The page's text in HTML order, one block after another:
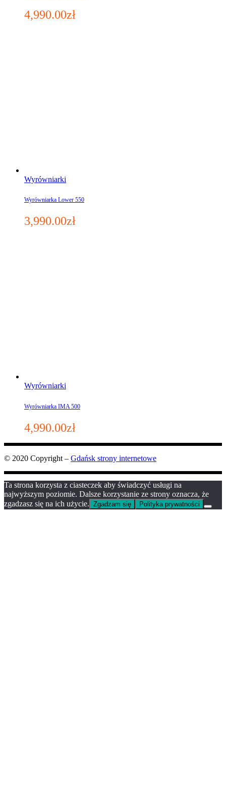
4,990.00zł
Wyrówniarki
Wyrówniarka Lower 550
3,990.00zł
Wyrówniarki
Wyrówniarka IMA 500
4,990.00zł
© 2020 Copyright – Gdańsk strony internetowe
Ta strona korzysta z ciasteczek aby świadczyć usługi na
najwyższym poziomie. Dalsze korzystanie ze strony oznacza, że
zgadzasz się na ich użycie. Zgadzam się Polityka prywatności